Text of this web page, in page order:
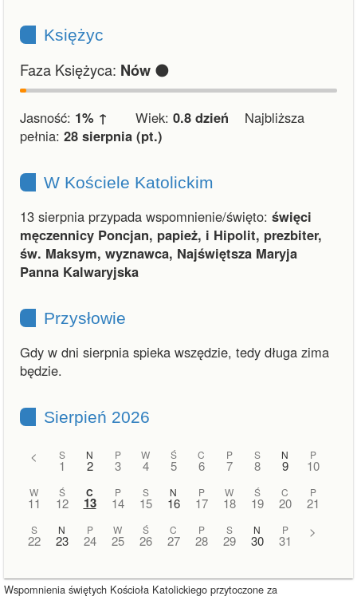
Księżyc
Faza Księżyca: Nów 🌑
Jasność: 1% ↑ Wiek: 0.8 dzień Najbliższa
pełnia: 28 sierpnia (pt.)
W Kościele Katolickim
13 sierpnia przypada wspomnienie/święto: święci
męczennicy Poncjan, papież, i Hipolit, prezbiter,
św. Maksym, wyznawca, Najświętsza Maryja
Panna Kalwaryjska
Przysłowie
Gdy w dni sierpnia spieka wszędzie, tedy długa zima
będzie.
Sierpień 2026
< S
1
N
2
P
3
W
4
Ś
5
C
6
P
7
S
8
N
9
P
10
W
11
Ś
12
C
13
P
14
S
15
N
16
P
17
W
18
Ś
19
C
20
P
21
S
22
N
23
P
24
W
25
Ś
26
C
27
P
28
S
29
N
30
P
31
>
Wspomnienia świętych Kościoła Katolickiego przytoczone za